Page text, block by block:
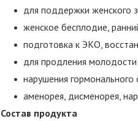
для поддержки женского
женское бесплодие,
подготовка к ЭКО,
для продления молодости
нарушения
аменорея, дисменорея,
Состав продукта